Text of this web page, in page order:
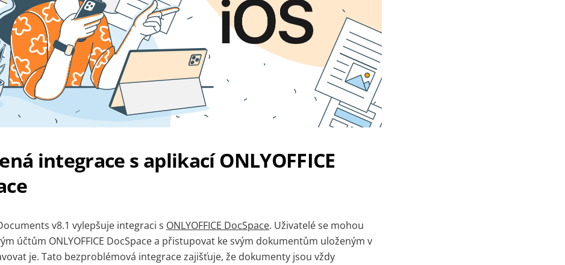
integrace s aplikací ONLYOFFICE
v8.1 vylepšuje integraci s ONLYOFFICE DocSpace. Uživatelé se mohou
účtům ONLYOFFICE DocSpace a přistupovat ke svým dokumentům uloženým v
je. Tato bezproblémová integrace zajišťuje, že dokumenty jsou vždy